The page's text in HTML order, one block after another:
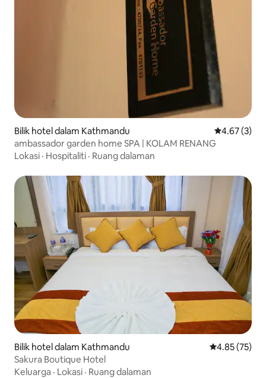
Bilik hotel dalam Kathmandu Penarafan
4.67 (3)
ambassador garden home SPA | KOLAM RENANG
Lokasi · Hospitaliti · Ruang dalaman
Bilik hotel dalam Kathmandu Penarafan
4.85 (75)
Sakura Boutique Hotel
Keluarga · Lokasi · Ruang dalaman